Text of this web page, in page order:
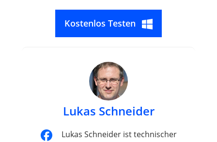
Kostenlos Testen
Lukas Schneider
Lukas Schneider ist technischer